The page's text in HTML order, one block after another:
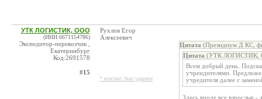
УТК ЛОГИСТИК, ООО
(ИНН:6671154786)
Экспедитор-перевозчик ,
Екатеринбург
Код:2691578
#15
Рухлов Егор
Алексеевич
* контакт был удален
Цитата (Президиум Д КС,
Цитата (УТК ЛОГИСТИК,
Всем добрый день.
учреидителями.
учредителя далее с
Здесь вроде все взрослые -